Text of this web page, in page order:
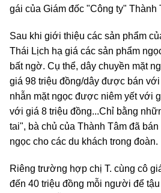
gái của Giám đốc "Công ty"
Sau khi giới thiệu các sản phẩm
Thái Lịch hạ giá các sản phẩm
bất ngờ. Cụ thể, dây chuyền mặt
giá 98 triệu đồng/dây được bán
nhẫn mặt ngọc được niêm yết với
với giá 8 triệu đồng...Chỉ bằng
tai", bà chủ của Thành Tâm đã
ngọc cho các du khách trong đoàn.
Riêng trường hợp chị T. cùng cô
đến 40 triệu đồng mỗi người để